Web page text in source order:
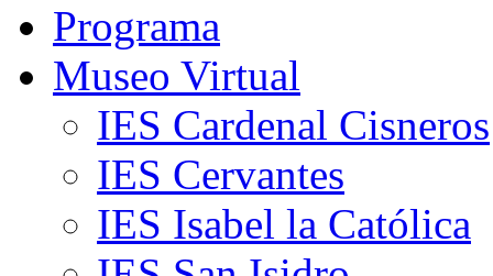
Programa
Museo Virtual
IES Cardenal Cisneros
IES Cervantes
IES Isabel la Católica